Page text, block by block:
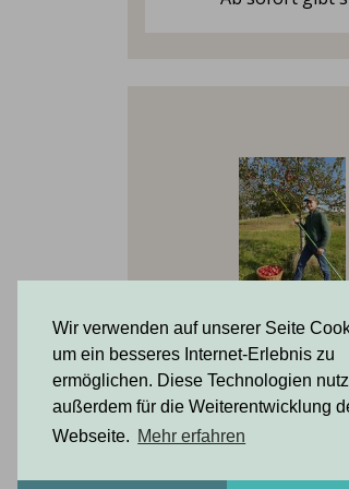
Wir verwenden auf unserer Seite
um ein besseres Internet-Erlebnis zu
ermöglichen. Diese Technologien
außerdem für die Weiterentwicklung
Webseite. Mehr erfahren